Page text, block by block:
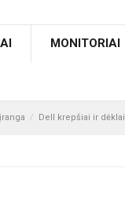
MONITORIAI
Dell krepšiai ir dėklai